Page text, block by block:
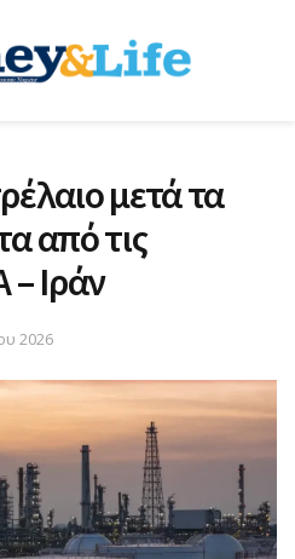
μετά τα
από τις
– Ιράν
2026